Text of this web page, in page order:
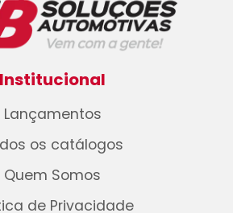
Institucional
Lançamentos
os catálogos
Quem Somos
de Privacidade